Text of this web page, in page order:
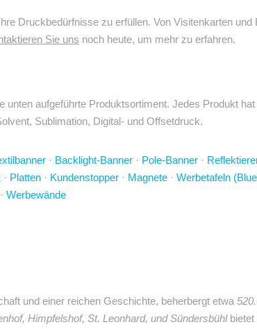
Druckbedürfnisse zu erfüllen. Von Visitenkarten
Sie uns noch heute, um mehr zu erfahren.
aufgeführte Produktsortiment. Jedes Produkt
Sublimation, Digital- und Offsetdruck.
· Backlight-Banner · Pole-Banner ·
· Platten · Kundenstopper · Magnete · Werbetafeln
· Werbewände
und einer reichen Geschichte, beherbergt etwa
Himpfelshof, St. Leonhard, und Sündersbühlbietet